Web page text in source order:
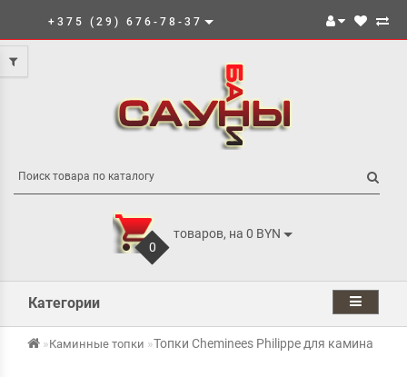
+375 (29) 676-78-37
0
товаров, на 0 BYN
Категории
Каминные топки Топки Cheminees Philippe для камина